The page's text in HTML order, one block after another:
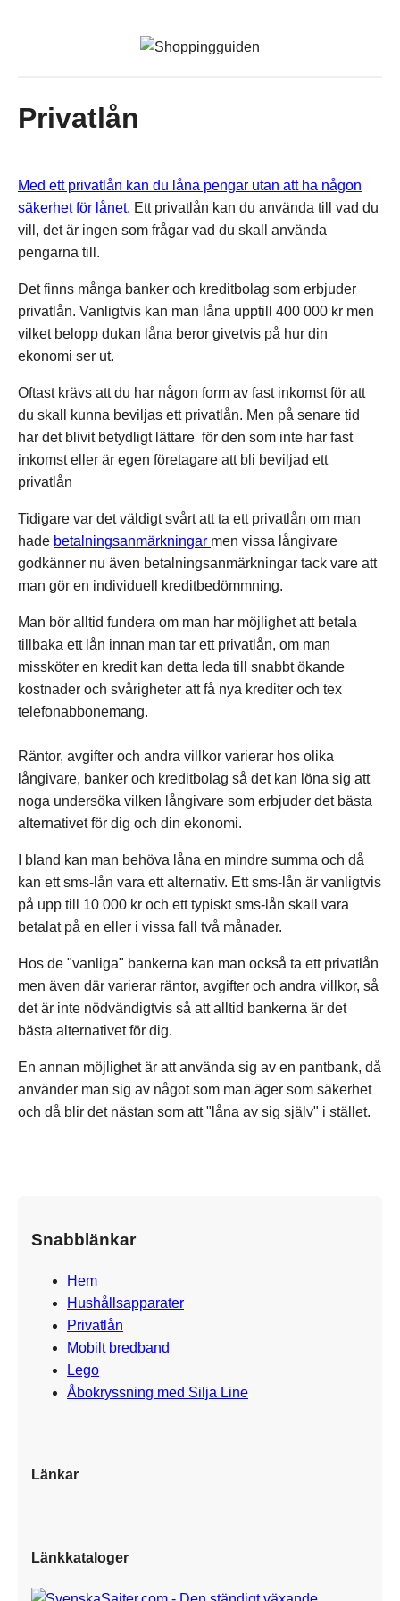
Privatlån
Med ett privatlån kan du låna pengar utan att ha någon
säkerhet för lånet. Ett privatlån kan du använda till vad du
vill, det är ingen som frågar vad du skall använda
pengarna till.
Det finns många banker och kreditbolag som erbjuder
privatlån. Vanligtvis kan man låna upptill 400 000 kr men
vilket belopp dukan låna beror givetvis på hur din
ekonomi ser ut.
Oftast krävs att du har någon form av fast inkomst för att
du skall kunna beviljas ett privatlån. Men på senare tid
har det blivit betydligt lättare för den som inte har fast
inkomst eller är egen företagare att bli beviljad ett
privatlån
Tidigare var det väldigt svårt att ta ett privatlån om man
hade betalningsanmärkningar men vissa långivare
godkänner nu även betalningsanmärkningar tack vare att
man gör en individuell kreditbedömmning.
Man bör alltid fundera om man har möjlighet att betala
tillbaka ett lån innan man tar ett privatlån, om man
missköter en kredit kan detta leda till snabbt ökande
kostnader och svårigheter att få nya krediter och tex
telefonabbonemang.
Räntor, avgifter och andra villkor varierar hos olika
långivare, banker och kreditbolag så det kan löna sig att
noga undersöka vilken långivare som erbjuder det bästa
alternativet för dig och din ekonomi.
I bland kan man behöva låna en mindre summa och då
kan ett sms-lån vara ett alternativ. Ett sms-lån är vanligtvis
på upp till 10 000 kr och ett typiskt sms-lån skall vara
betalat på en eller i vissa fall två månader.
Hos de "vanliga" bankerna kan man också ta ett privatlån
men även där varierar räntor, avgifter och andra villkor, så
det är inte nödvändigtvis så att alltid bankerna är det
bästa alternativet för dig.
En annan möjlighet är att använda sig av en pantbank, då
använder man sig av något som man äger som säkerhet
och då blir det nästan som att "låna av sig själv" i stället.
Snabblänkar
Hem
Hushållsapparater
Privatlån
Mobilt bredband
Lego
Åbokryssning med Silja Line
Länkar
Länkkataloger